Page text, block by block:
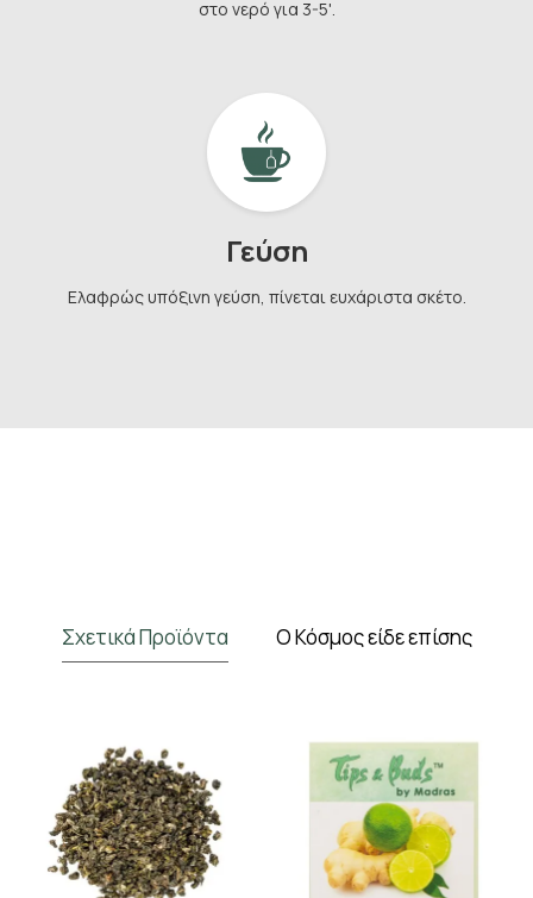
στο νερό για 3-5'.
Γεύση
Ελαφρώς υπόξινη γεύση, πίνεται ευχάριστα σκέτο.
Σχετικά Προϊόντα Ο Κόσμος είδε επίσης